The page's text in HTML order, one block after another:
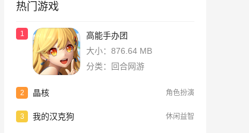
热门游戏
1
高能手办团
大小：876.64 MB
分类：回合网游
2 晶核 角色扮演
3 我的汉克狗 休闲益智